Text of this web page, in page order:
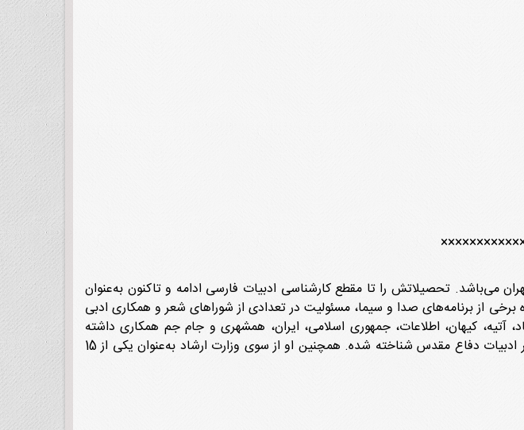
1333 در اردستان متولد و از سال 1348 تاکنون ساکن تهران می‌باشد. تحصیلاتش را تا مقطع کارشناسی ادبیات فارسی ادامه و تاکنون به‌عنوان
از برنامه‌های صدا و سیما، مسئولیت در تعدادی از شوراهای شعر و همکاری ادبی
آتیه، کیهان، اطلاعات، جمهوری اسلامی، ایران، همشهری و جام‌ جم همکاری داشته
است. از میان آثار او مجموعه‌ شعرهای غریبانه و آن همیشه‌سبز تاکنون دوبار جزو آثار برتر ادبیات دفاع مقدس شناخته شده. همچنین او از سوی وزارت ارشاد به‌عنوان یکی از 15